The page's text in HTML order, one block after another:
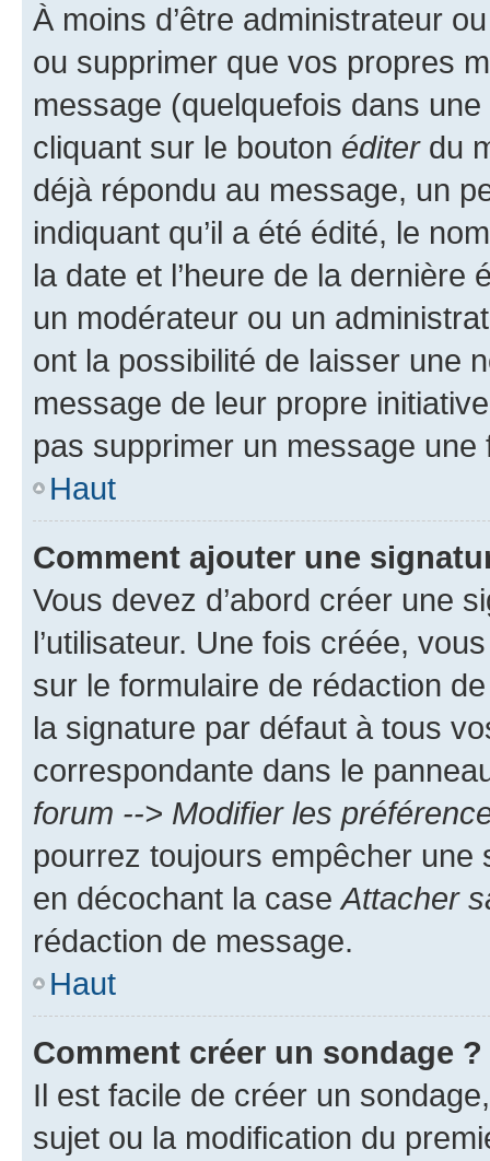
À moins d’être administrateur
ou supprimer que vos propres
message (quelquefois dans
cliquant sur le bouton éditerdu
déjà répondu au message, un
indiquant qu’il a été édité, le
la date et l’heure de la dernière
un modérateur ou un
ont la possibilité de laisser une
message de leur propre
pas supprimer un message une
Haut
Comment ajouter une
Vous devez d’abord créer une
l’utilisateur. Une fois créée,
sur le formulaire de rédaction
la signature par défaut à tous
correspondante dans le
forum --> Modifier les
pourrez toujours empêcher une
en décochant la caseAttacher
rédaction de message.
Haut
Comment créer un sondage ?
Il est facile de créer un
sujet ou la modification du